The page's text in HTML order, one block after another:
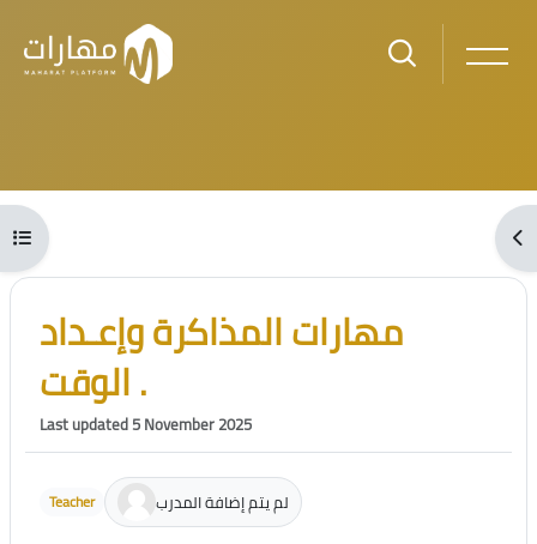
Skip to main content
Blocks
Open course index
Blocks
Skip [Cocoon] Course Intro
مهارات المذاكرة وإعـداد
الوقت .
Last updated 5 November 2025
Teacher لم يتم إضافة المدرب